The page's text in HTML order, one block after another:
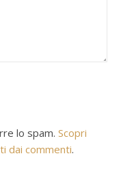
lo spam. Scopri
dai commenti.